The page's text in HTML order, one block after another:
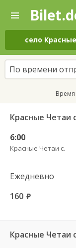
—
Поиск
и
покупка
билетов
на
автобус
онлайн
село
По времени
Время
6:00
Красные Четаи с.
Ежедневно
160 руб.